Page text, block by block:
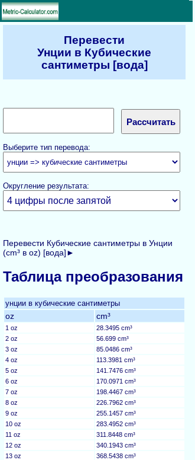
Перевести
Унции в Кубические
сантиметры [вода]
Выберите тип перевода:
Округление результата:
Перевести Кубические сантиметры в Унции
(cm³ в oz) [вода]►
Таблица преобразования
унции в кубические сантиметры
oz cm³
1 oz
28.3495 cm³
2 oz
56.699 cm³
3 oz
85.0486 cm³
4 oz
113.3981 cm³
5 oz
141.7476 cm³
6 oz
170.0971 cm³
7 oz
198.4467 cm³
8 oz
226.7962 cm³
9 oz
255.1457 cm³
10 oz
283.4952 cm³
11 oz
311.8448 cm³
12 oz
340.1943 cm³
13 oz
368.5438 cm³